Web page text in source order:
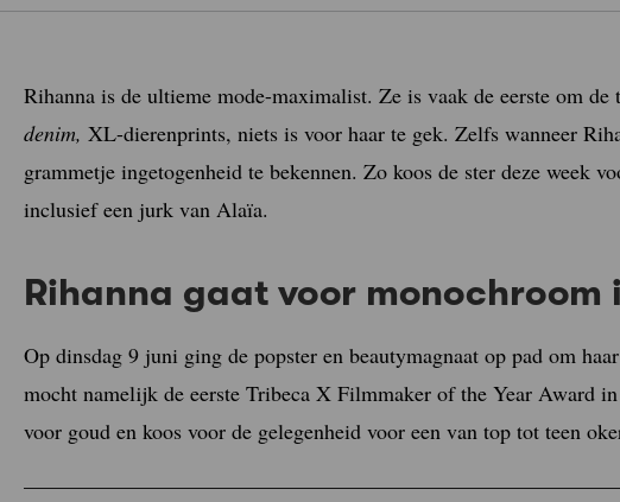
Rihanna is de ultieme mode-maximalist. Ze is vaak de eerste om de
denim, XL-dierenprints, niets is voor haar te gek. Zelfs wanneer
grammetje ingetogenheid te bekennen. Zo koos de ster deze week
inclusief een jurk van Alaïa.
Rihanna gaat voor monochroom
Op dinsdag 9 juni ging de popster en beautymagnaat op pad om
mocht namelijk de eerste Tribeca X Filmmaker of the Year Award
voor goud en koos voor de gelegenheid voor een van top tot teen